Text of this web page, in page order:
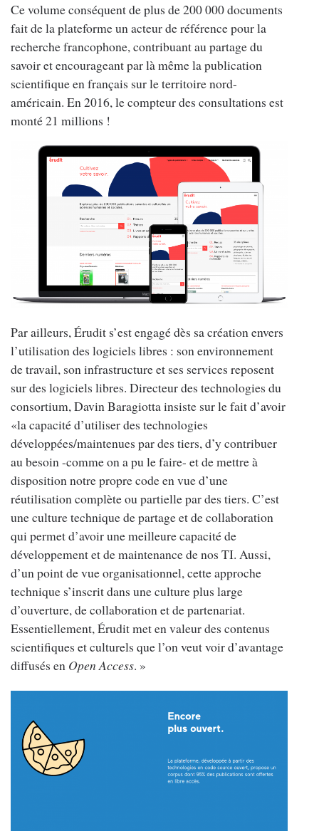
Ce volume conséquent de plus de 200 000 documents
fait de la plateforme un acteur de référence pour la
recherche francophone, contribuant au partage du
savoir et encourageant par là même la publication
scientifique en français sur le territoire nord-
américain. En 2016, le compteur des consultations est
monté 21 millions !
Par ailleurs, Érudit s’est engagé dès sa création envers
l’utilisation des logiciels libres : son environnement
de travail, son infrastructure et ses services reposent
sur des logiciels libres. Directeur des technologies du
consortium, Davin Baragiotta insiste sur le fait d’avoir
«la capacité d’utiliser des technologies
développées/maintenues par des tiers, d’y contribuer
au besoin -comme on a pu le faire- et de mettre à
disposition notre propre code en vue d’une
réutilisation complète ou partielle par des tiers. C’est
une culture technique de partage et de collaboration
qui permet d’avoir une meilleure capacité de
développement et de maintenance de nos TI. Aussi,
d’un point de vue organisationnel, cette approche
technique s’inscrit dans une culture plus large
d’ouverture, de collaboration et de partenariat.
Essentiellement, Érudit met en valeur des contenus
scientifiques et culturels que l’on veut voir d’avantage
diffusés en Open Access. »